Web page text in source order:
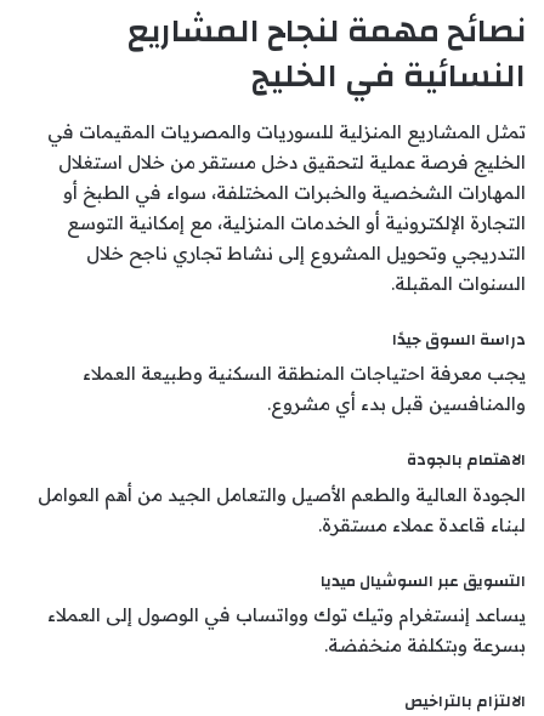
نصائح مهمة لنجاح المشاريع
النسائية في الخليج
تمثل المشاريع المنزلية للسوريات والمصريات المقيمات في
الخليج فرصة عملية لتحقيق دخل مستقر من خلال استغلال
المهارات الشخصية والخبرات المختلفة، سواء في الطبخ أو
التجارة الإلكترونية أو الخدمات المنزلية، مع إمكانية التوسع
التدريجي وتحويل المشروع إلى نشاط تجاري ناجح خلال
السنوات المقبلة.
دراسة السوق جيدًا
يجب معرفة احتياجات المنطقة السكنية وطبيعة العملاء
والمنافسين قبل بدء أي مشروع.
الاهتمام بالجودة
الجودة العالية والطعم الأصيل والتعامل الجيد من أهم العوامل
لبناء قاعدة عملاء مستقرة.
التسويق عبر السوشيال ميديا
يساعد إنستغرام وتيك توك وواتساب في الوصول إلى العملاء
بسرعة وبتكلفة منخفضة.
الالتزام بالتراخيص